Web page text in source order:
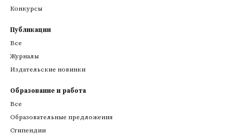
Конкурсы
Публикации
Все
Журналы
Издательские новинки
Образование и работа
Все
Образовательные предложения
Стипендии